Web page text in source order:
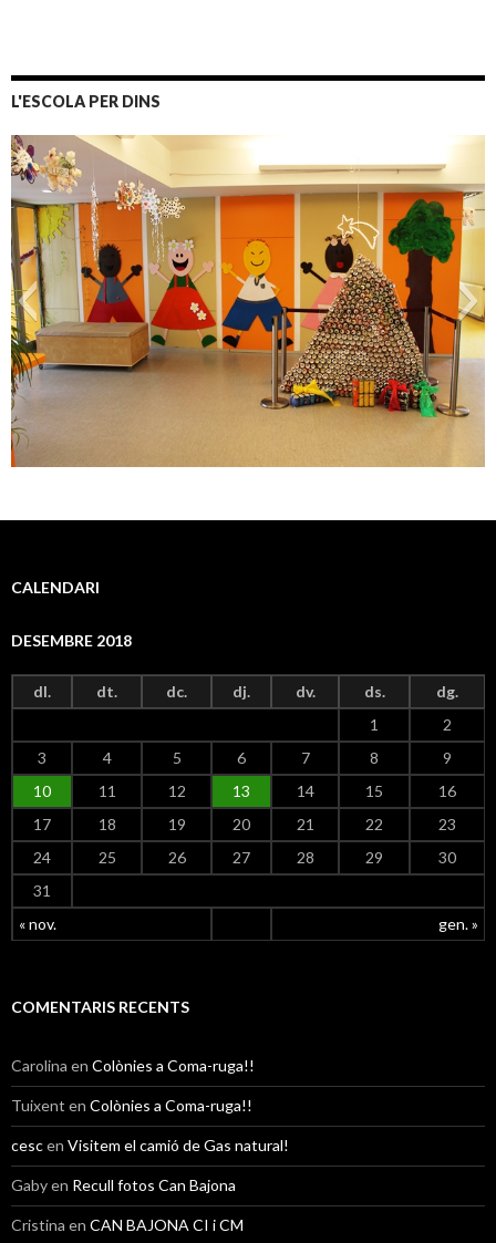
L'ESCOLA PER DINS
Pavelló
Aula d'infantil
Aula d'infantil
Aula d'infantil
Menjador
Biblioteca
aula de primària
secretaria
CALENDARI
DESEMBRE 2018
dl. dt. dc. dj. dv. ds. dg.
« nov. gen. »
1
2
3
4 5 6 7 8
9
10
11 12 13 14 15
16
17
18 19 20 21 22
23
24
25 26 27 28 29
30
31
COMENTARIS RECENTS
Carolina en Colònies a Coma-ruga!!
Tuixent en Colònies a Coma-ruga!!
cescen Visitem el camió de Gas natural!
Gabyen Recull fotos Can Bajona
Cristina en CAN BAJONA CI i CM